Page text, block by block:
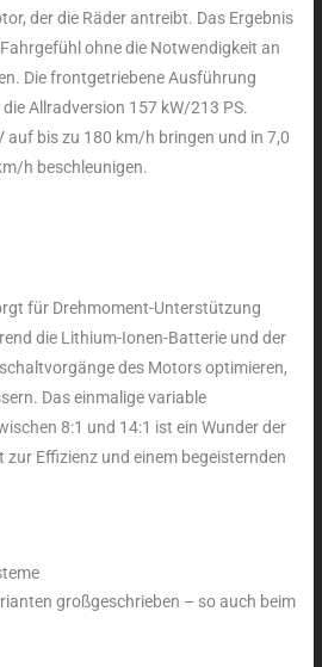
der die Räder antreibt. Das Ergebnis
ohne die Notwendigkeit an
Die frontgetriebene Ausführung
Allradversion 157 kW/213 PS.
auf bis zu 180 km/h bringen und in 7,0
h beschleunigen.
für Drehmoment-Unterstützung
die Lithium-Ionen-Batterie und der
des Motors optimieren,
Das einmalige variable
8:1 und 14:1 ist ein Wunder der
Effizienz und einem begeisternden
großgeschrieben – so auch beim